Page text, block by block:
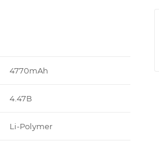
4770mAh
4.47В
Li-Polymer